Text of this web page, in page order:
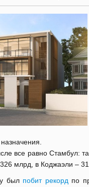
все равно Стамбул:
млрд, в Коджаэли –
был побит рекорд по